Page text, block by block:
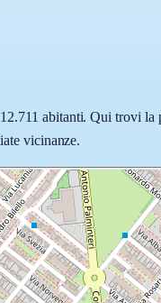
abitanti. Qui trovi la
vicinanze.